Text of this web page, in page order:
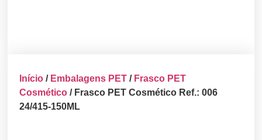
Início / Embalagens PET / Frasco PET
Cosmético / Frasco PET Cosmético Ref.: 006
24/415-150ML